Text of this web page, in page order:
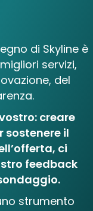
di Skyline è
servizi,
del
creare
sostenere il
ci
feedback
strumento